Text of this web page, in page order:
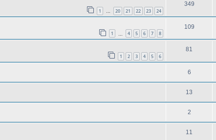
1 … 20 21 22 23 24
349
1 4 5 6 7 8
109
1 2 3 4 5 6
81
6
13
2
11